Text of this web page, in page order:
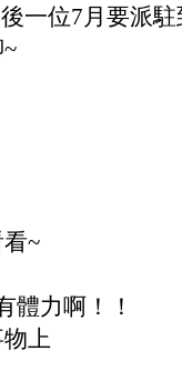
一位7月要派
~
體力啊！！
上